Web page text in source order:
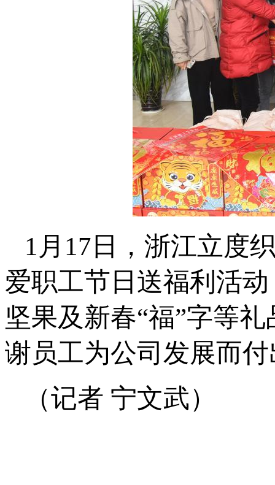
1月17日，浙江立度
爱职工节日送福利活
坚果及新春“福”字等
谢员工为公司发展而
（记者 宁文武）